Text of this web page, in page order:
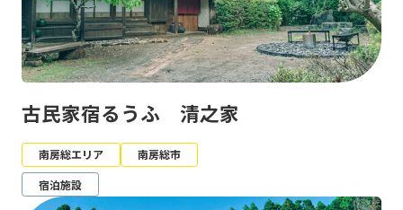
古民家宿るうふ 清之家
南房総エリア
南房総市
宿泊施設